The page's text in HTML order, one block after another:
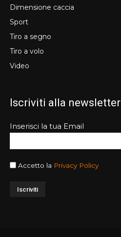
Dimensione caccia
Sport
Tiro a segno
Tiro a volo
Video
Iscriviti alla newsletter
Inserisci la tua Email
Accetto la Privacy Policy